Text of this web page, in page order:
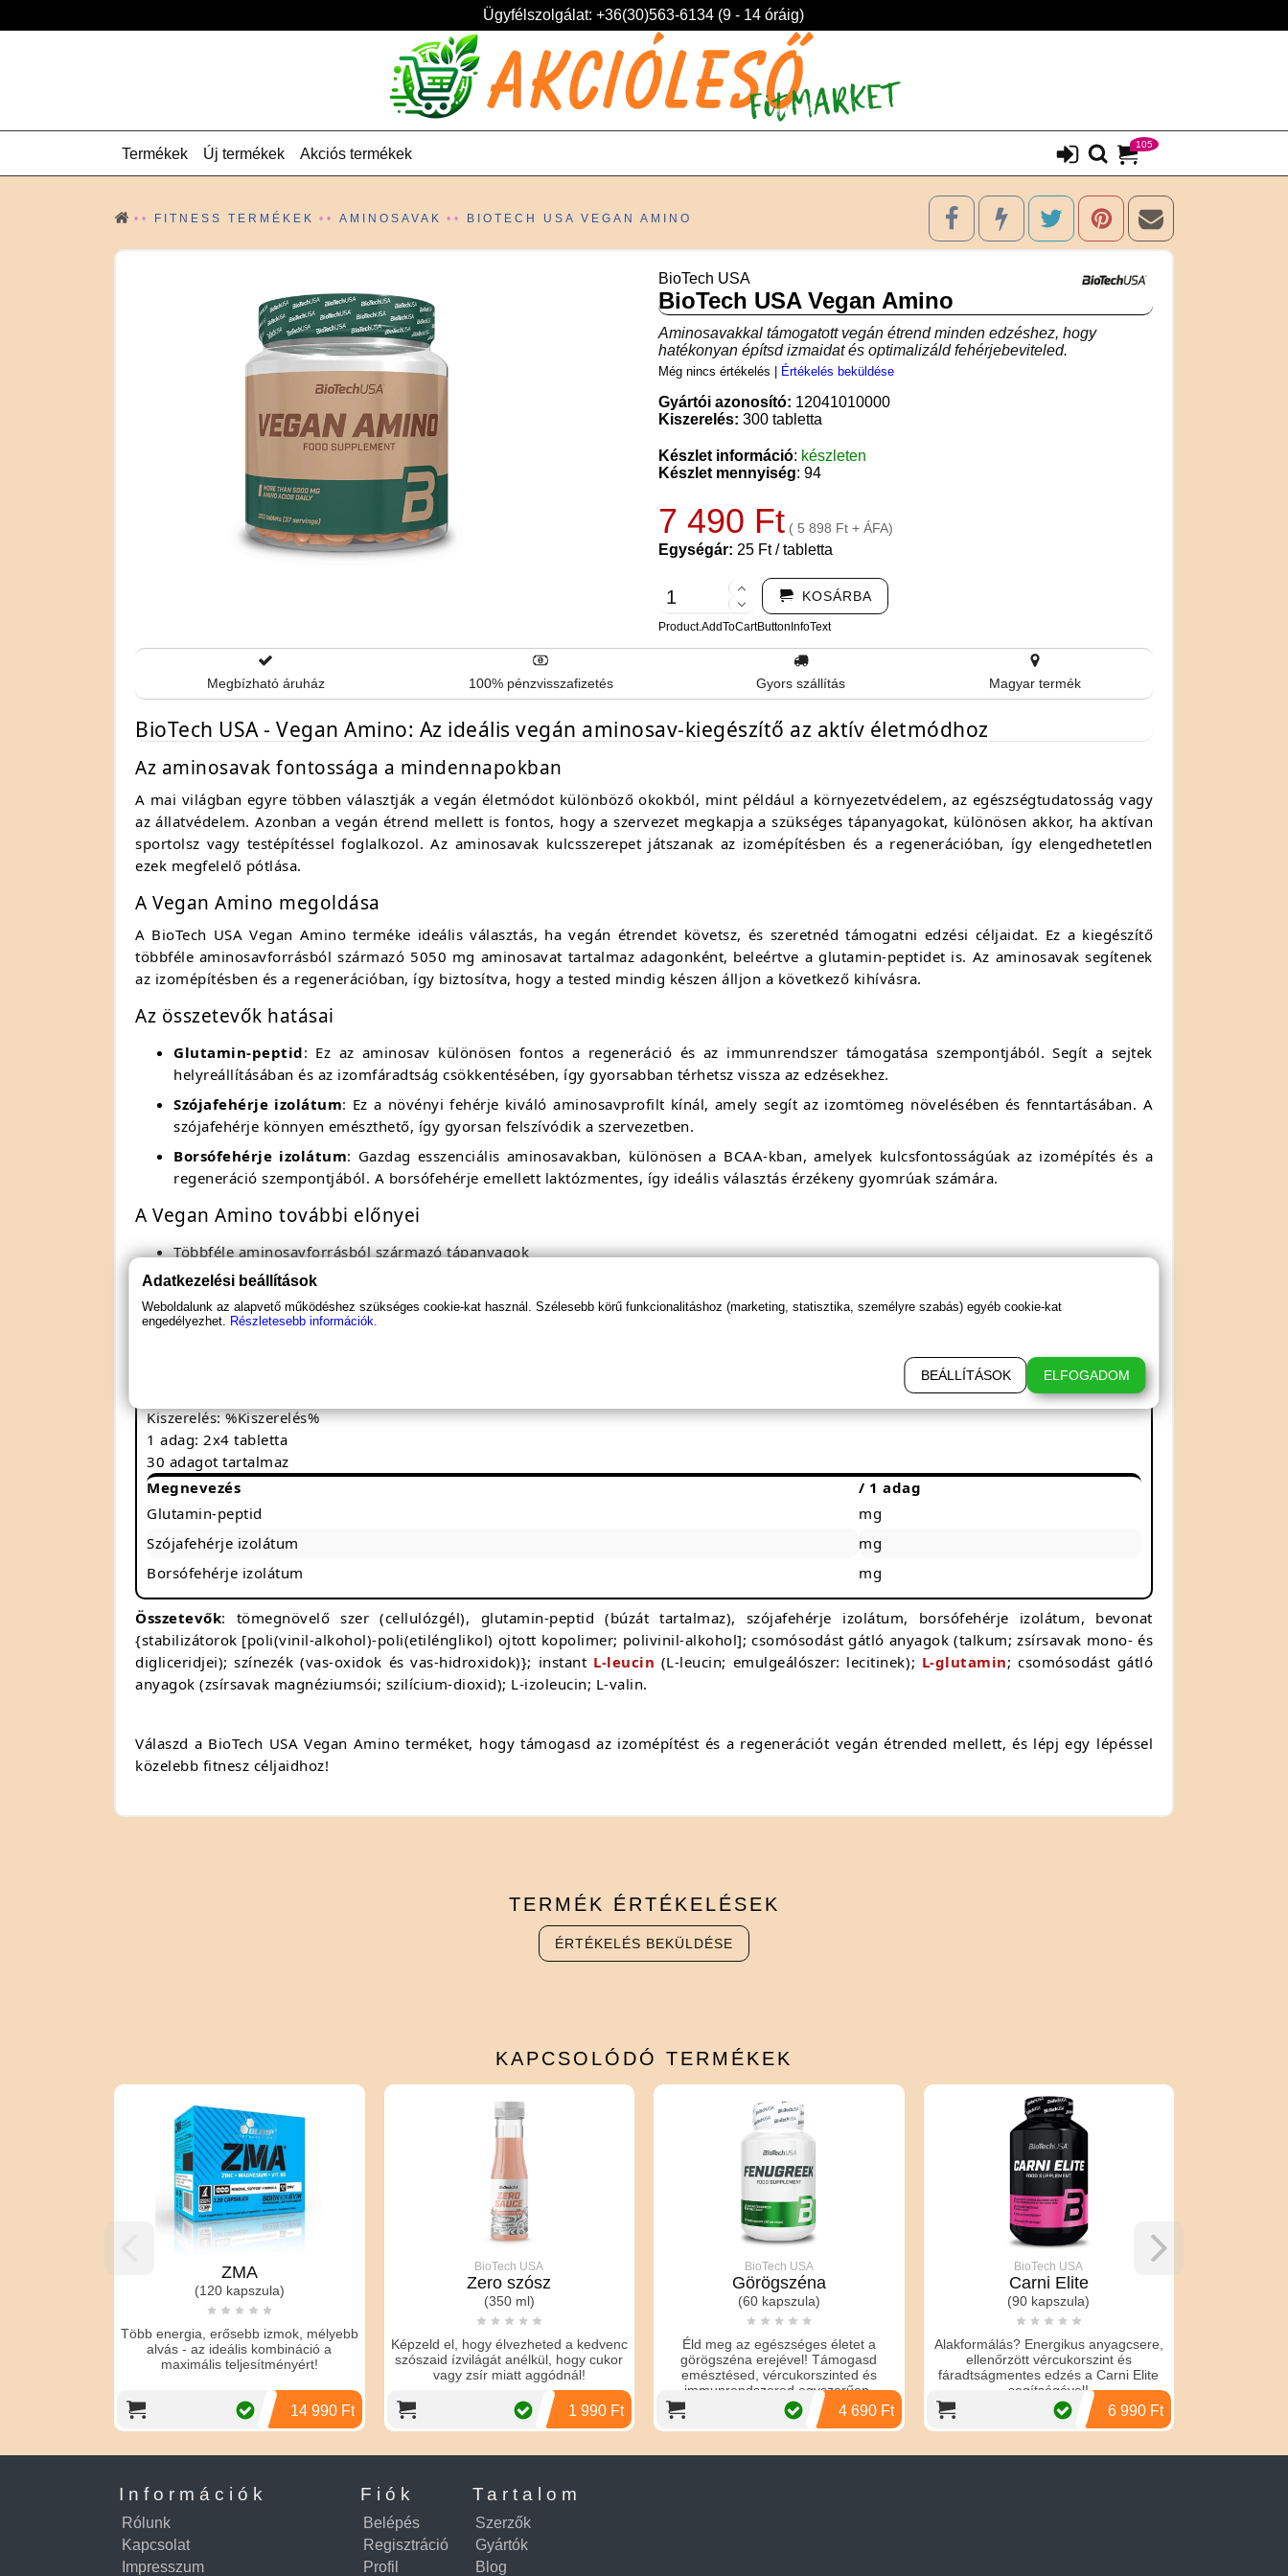
Ügyfélszolgálat: +36(30)563-6134 (9 - 14 óráig)
105
Termékek Új termékek Akciós termékek
FITNESS TERMÉKEK AMINOSAVAK BIOTECH USA VEGAN AMINO
BioTech USA
BioTech USA Vegan Amino
Aminosavakkal támogatott vegán étrend minden edzéshez, hogy
hatékonyan építsd izmaidat és optimalizáld fehérjebeviteled.
Még nincs értékelés Értékelés beküldése
Gyártói azonosító: 12041010000
Kiszerelés: 300 tabletta
Készlet információ: készleten
Készlet mennyiség: 94
7 490 Ft ( 5 898 Ft + ÁFA)
Egységár: 25 Ft / tabletta
KOSÁRBA
Product.AddToCartButtonInfoText
Megbízható áruház 100% pénzvisszafizetés Gyors szállítás Magyar termék
BioTech USA - Vegan Amino: Az ideális vegán aminosav-kiegészítő az aktív életmódhoz
Az aminosavak fontossága a mindennapokban
A mai világban egyre többen választják a vegán életmódot különböző okokból, mint például a környezetvédelem, az egészségtudatosság vagy
az állatvédelem. Azonban a vegán étrend mellett is fontos, hogy a szervezet megkapja a szükséges tápanyagokat, különösen akkor, ha aktívan
sportolsz vagy testépítéssel foglalkozol. Az aminosavak kulcsszerepet játszanak az izomépítésben és a regenerációban, így elengedhetetlen
ezek megfelelő pótlása.
A Vegan Amino megoldása
A BioTech USA Vegan Amino terméke ideális választás, ha vegán étrendet követsz, és szeretnéd támogatni edzési céljaidat. Ez a kiegészítő
többféle aminosavforrásból származó 5050 mg aminosavat tartalmaz adagonként, beleértve a glutamin-peptidet is. Az aminosavak segítenek
az izomépítésben és a regenerációban, így biztosítva, hogy a tested mindig készen álljon a következő kihívásra.
Az összetevők hatásai
Glutamin-peptid: Ez az aminosav különösen fontos a regeneráció és az immunrendszer támogatása szempontjából. Segít a sejtek
helyreállításában és az izomfáradtság csökkentésében, így gyorsabban térhetsz vissza az edzésekhez.
Szójafehérje izolátum: Ez a növényi fehérje kiváló aminosavprofilt kínál, amely segít az izomtömeg növelésében és fenntartásában. A
szójafehérje könnyen emészthető, így gyorsan felszívódik a szervezetben.
Borsófehérje izolátum: Gazdag esszenciális aminosavakban, különösen a BCAA-kban, amelyek kulcsfontosságúak az izomépítés és a
regeneráció szempontjából. A borsófehérje emellett laktózmentes, így ideális választás érzékeny gyomrúak számára.
A Vegan Amino további előnyei
Többféle aminosavforrásból származó tápanyagok
Napi adagonként 5050 mg aminosav
Ideális vegán étrend kiegészítésére
Kiszerelés: %Kiszerelés%
1 adag: 2x4 tabletta
30 adagot tartalmaz
Megnevezés
/ 1 adag
Glutamin-peptid
mg
Szójafehérje izolátum
mg
Borsófehérje izolátum
mg
Összetevők: tömegnövelő szer (cellulózgél), glutamin-peptid (búzát tartalmaz), szójafehérje izolátum, borsófehérje izolátum, bevonat
{stabilizátorok [poli(vinil-alkohol)-poli(etilénglikol) ojtott kopolimer; polivinil-alkohol]; csomósodást gátló anyagok (talkum; zsírsavak mono- és
digliceridjei); színezék (vas-oxidok és vas-hidroxidok)}; instant L-leucin (L-leucin; emulgeálószer: lecitinek); L-glutamin; csomósodást gátló
anyagok (zsírsavak magnéziumsói; szilícium-dioxid); L-izoleucin; L-valin.
Válaszd a BioTech USA Vegan Amino terméket, hogy támogasd az izomépítést és a regenerációt vegán étrended mellett, és lépj egy lépéssel
közelebb fitnesz céljaidhoz!
TERMÉK ÉRTÉKELÉSEK
ÉRTÉKELÉS BEKÜLDÉSE
KAPCSOLÓDÓ TERMÉKEK
ZMA
(120 kapszula)
Több energia, erősebb izmok, mélyebb
alvás - az ideális kombináció a
maximális teljesítményért!
14 990 Ft
BioTech USA
Zero szósz
(350 ml)
Képzeld el, hogy élvezheted a kedvenc
szószaid ízvilágát anélkül, hogy cukor
vagy zsír miatt aggódnál!
1 990 Ft
BioTech USA
Görögszéna
(60 kapszula)
Éld meg az egészséges életet a
görögszéna erejével! Támogasd
emésztésed, vércukorszinted és
immunrendszered egyszerűen.
4 690 Ft
BioTech USA
Carni Elite
(90 kapszula)
Alakformálás? Energikus anyagcsere,
ellenőrzött vércukorszint és
fáradtságmentes edzés a Carni Elite
segítségével!
6 990 Ft
Információk
Rólunk
Kapcsolat
Impresszum
Fiók
Belépés
Regisztráció
Profil
Tartalom
Szerzők
Gyártók
Blog
Adatkezelési beállítások
Weboldalunk az alapvető működéshez szükséges cookie-kat használ. Szélesebb körű funkcionalitáshoz (marketing, statisztika, személyre szabás) egyéb cookie-kat
engedélyezhet. Részletesebb információk.
BEÁLLÍTÁSOK ELFOGADOM